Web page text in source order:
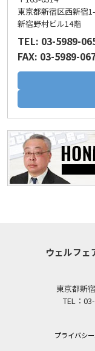
東京都新宿区西新宿
新宿野村ビル14階
TEL: 03-5989-
FAX: 03-5989-
ウェルフェ
東京都新
TEL：
プライバシ